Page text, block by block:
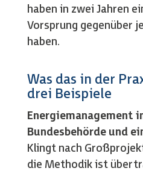
haben in zwei Jahren
Vorsprung gegenüber
haben.
Was das in der
drei Beispiele
Energiemanagement
Bundesbehörde und
Klingt nach
die Methodik ist